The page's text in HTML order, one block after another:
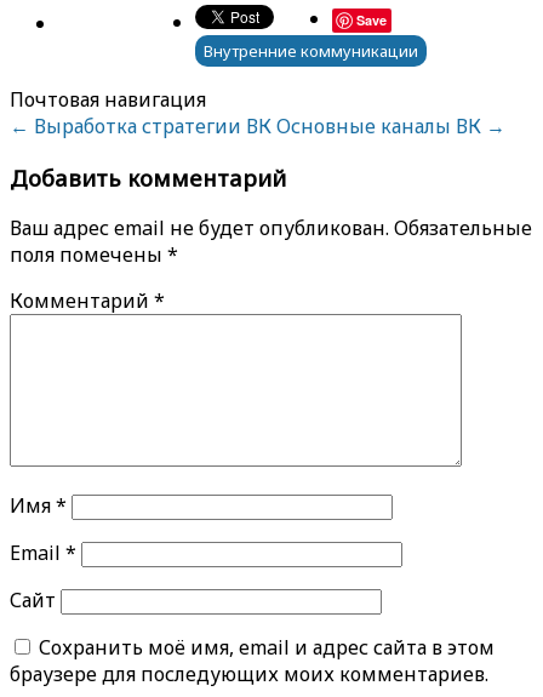
Save
Внутренние коммуникации
Почтовая навигация
← Выработка стратегии ВКОсновные каналы ВК →
Добавить комментарий
Ваш адрес email не будет опубликован. Обязательные
поля помечены *
Комментарий *
Имя*
Email *
Сайт
Сохранить моё имя, email и адрес сайта в этом
браузере для последующих моих комментариев.